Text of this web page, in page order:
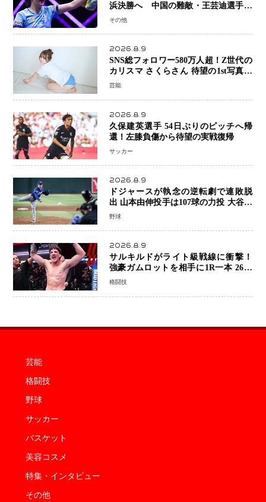
浜決勝へ 中国の難敵・王芸迪選手を
撃破「ここからまた行くぞ」兄・智和
その他
2026.8.9
SNS総フォロワー580万人超！Z世代の
カリスマ さくらさん 待望の1st写真集
が11月5日発売決定 沖縄で“今しか残
芸能
2026.8.9
久保建英選手 54日ぶりのピッチへ帰
還！左膝負傷から待望の実戦復帰
サッカー
2026.8.9
ドジャースが執念の逆転劇で連敗脱
出 山本由伸投手は107球の力投 大谷翔
平選手が延長10回に勝利を呼び込む一
野球
2026.8.9
サルキルドがライト級戦線に衝撃！
強豪ガムロットを相手に1R一本 26歳
の豪州の新星が「トップ戦線」へ名乗
格闘技
芸能
格闘技
野球
サッカー
バスケット
美容コスメ
特集・インタビュー
その他